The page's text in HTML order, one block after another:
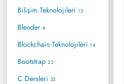
Bilişim Teknolojileri 13
Blender 4
Blockchain Teknolojileri 14
Bootstrap 23
C Dersleri 32